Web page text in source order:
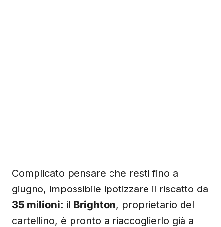
Complicato pensare che resti fino a
giugno, impossibile ipotizzare il riscatto da
35 milioni: il Brighton, proprietario del
cartellino, è pronto a riaccoglierlo già a